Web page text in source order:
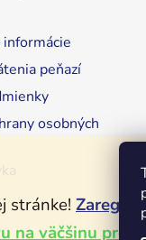
stránke!
na väčšinu
peňazí
osobných